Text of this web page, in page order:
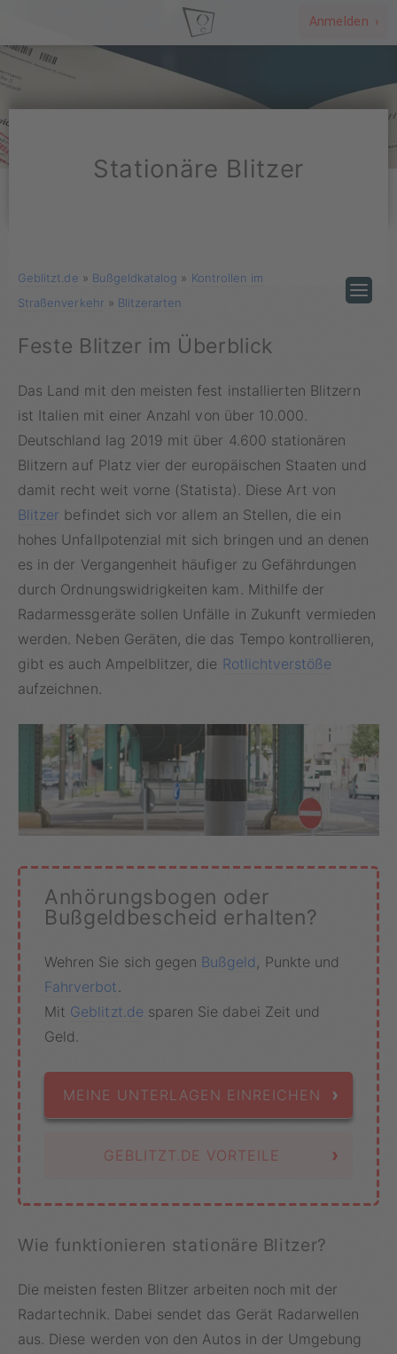
Anmelden ›
Stationäre Blitzer
Geblitzt.de » Bußgeldkatalog » Kontrollen im
Straßenverkehr » Blitzerarten
Feste Blitzer im Überblick
Das Land mit den meisten fest installierten Blitzern
ist Italien mit einer Anzahl von über 10.000.
Deutschland lag 2019 mit über 4.600 stationären
Blitzern auf Platz vier der europäischen Staaten und
damit recht weit vorne (Statista). Diese Art von
Blitzer befindet sich vor allem an Stellen, die ein
hohes Unfallpotenzial mit sich bringen und an denen
es in der Vergangenheit häufiger zu Gefährdungen
durch Ordnungswidrigkeiten kam. Mithilfe der
Radarmessgeräte sollen Unfälle in Zukunft vermieden
werden. Neben Geräten, die das Tempo kontrollieren,
gibt es auch Ampelblitzer, die Rotlichtverstöße
aufzeichnen.
Anhörungsbogen oder
Bußgeldbescheid erhalten?
Wehren Sie sich gegen Bußgeld , Punkte und
Fahrverbot.
Mit Geblitzt.de sparen Sie dabei Zeit und
Geld.
MEINE UNTERLAGEN EINREICHEN ›
GEBLITZT.DE VORTEILE ›
Wie funktionieren stationäre Blitzer?
Die meisten festen Blitzer arbeiten noch mit der
Radartechnik. Dabei sendet das Gerät Radarwellen
aus. Diese werden von den Autos in der Umgebung